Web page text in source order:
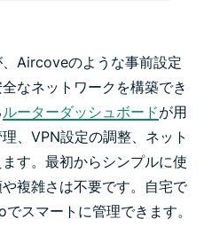
Aircoveのような事前設定
なネットワークを構築でき
ルーターダッシュボードが用
、VPN設定の調整、ネット
す。最初からシンプルに使
複雑さは不要です。自宅で
スマートに管理できます。